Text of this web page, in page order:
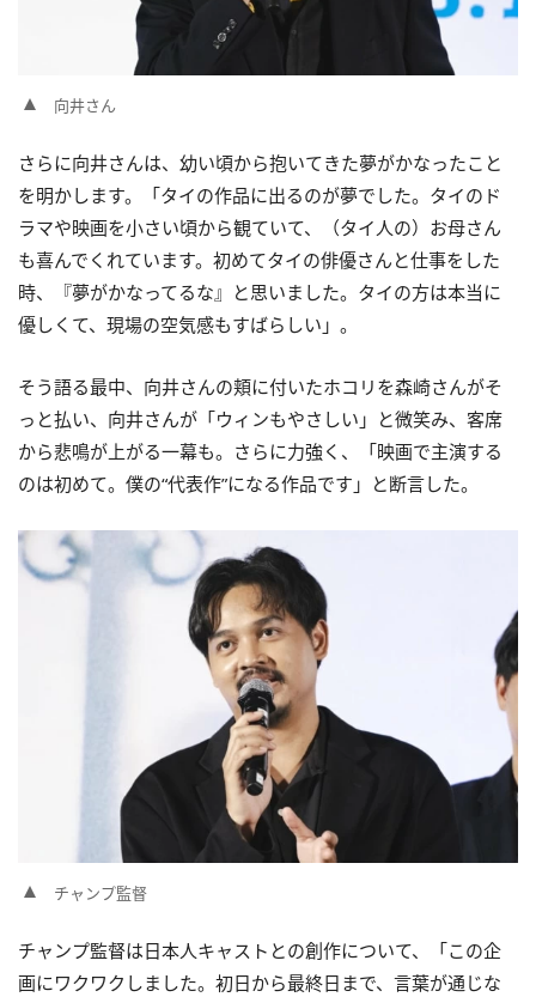
向井さん
さらに向井さんは、幼い頃から抱いてきた夢がかなったこと
を明かします。「タイの作品に出るのが夢でした。タイのド
ラマや映画を小さい頃から観ていて、（タイ人の）お母さん
も喜んでくれています。初めてタイの俳優さんと仕事をした
時、『夢がかなってるな』と思いました。タイの方は本当に
優しくて、現場の空気感もすばらしい」。
そう語る最中、向井さんの頬に付いたホコリを森崎さんがそ
っと払い、向井さんが「ウィンもやさしい」と微笑み、客席
から悲鳴が上がる一幕も。さらに力強く、「映画で主演する
のは初めて。僕の“代表作”になる作品です」と断言した。
チャンプ監督
チャンプ監督は日本人キャストとの創作について、「この企
画にワクワクしました。初日から最終日まで、言葉が通じな